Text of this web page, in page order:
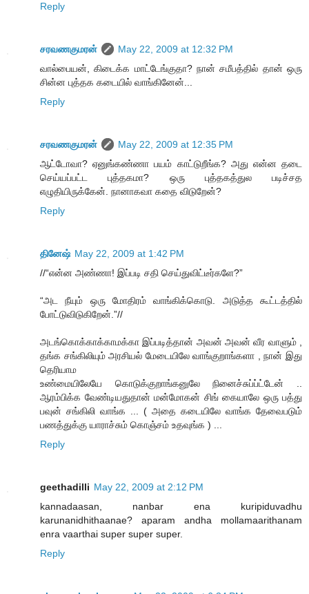
Reply
சரவணகுமரன்
May 22, 2009 at 12:32 PM
வால்பையன், கிடைக்க மாட்டேங்குதா? நான் சமீபத்தில் தான் ஒரு
சின்ன புத்தக கடையில் வாங்கினேன்...
Reply
சரவணகுமரன்
May 22, 2009 at 12:35 PM
ஆட்டோவா? ஏனுங்கண்ணா பயம் காட்டுறீங்க? அது என்ன தடை
செய்யப்பட்ட புத்தகமா? ஒரு புத்தகத்துல படிச்சத
எழுதியிருக்கேன். நானாகவா கதை விடுறேன்?
Reply
தினேஷ் May 22, 2009 at 1:42 PM
//“என்ன அண்ணா! இப்படி சதி செய்துவிட்டீர்களே?”
“அட நீயும் ஒரு மோதிரம் வாங்கிக்கொடு. அடுத்த கூட்டத்தில்
போட்டுவிடுகிறேன்.”//
அடங்கொக்காக்காமக்கா இப்படித்தான் அவன் அவன் வீர வாளும் ,
தங்க சங்கிலியும் அரசியல் மேடையிலே வாங்குறாங்களா , நான் இது
தெரியாம
உண்மையிலேயே கொடுக்குறாங்கனுலே நினைச்சுப்ப்ட்டேன் ..
ஆரம்பிக்க வேண்டியதுதான் மன்மோகன் சிங் கையாலே ஒரு பத்து
பவுன் சங்கிலி வாங்க ... ( அதை கடையிலே வாங்க தேவைபடும்
பணத்துக்கு யாராச்சும் கொஞ்சம் உதவுங்க ) ...
Reply
geethadilli May 22, 2009 at 2:12 PM
kannadaasan, nanbar ena kuripiduvadhu
karunanidhithaanae? aparam andha mollamaarithanam
enra vaarthai super super super.
Reply